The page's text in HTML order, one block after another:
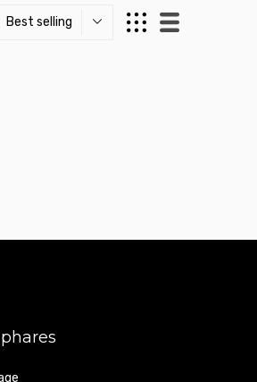
Best selling